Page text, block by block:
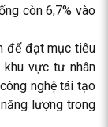
còn 6,7% vào
để đạt mục tiêu
vực tư nhân
nghệ tái tạo
lượng trong